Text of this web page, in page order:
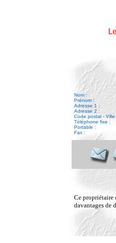
Nom :
Prénom :
Adresse 1 :
Adresse 2 :
Code postal - Ville
Téléphone fixe :
Portable :
Fax :
Ce propriétaire
davantages de